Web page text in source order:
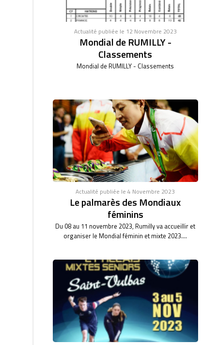
Actualité publiée le 12 Novembre 2023
Mondial de RUMILLY -
Classements
Mondial de RUMILLY - Classements
Actualité publiée le 4 Novembre 2023
Le palmarès des Mondiaux
féminins
Du 08 au 11 novembre 2023, Rumilly va accueillir et
organiser le Mondial féminin et mixte 2023....